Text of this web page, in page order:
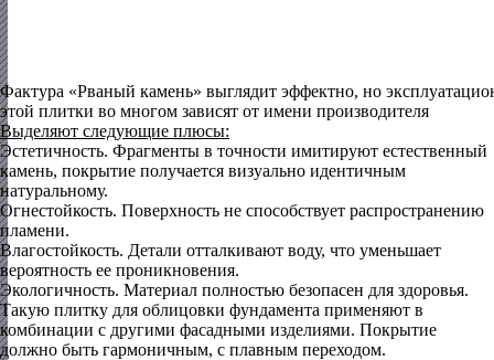
Фактура «Рваный камень» выглядит эффектно, но
этой плитки во многом зависят от имени производителя
Выделяют следующие плюсы:
Эстетичность. Фрагменты в точности имитируют естественный
камень, покрытие получается визуально идентичным
натуральному.
Огнестойкость. Поверхность не способствует распространению
пламени.
Влагостойкость. Детали отталкивают воду, что уменьшает
вероятность ее проникновения.
Экологичность. Материал полностью безопасен для здоровья.
Такую плитку для облицовки фундамента применяют в
комбинации с другими фасадными изделиями. Покрытие
должно быть гармоничным, с плавным переходом.